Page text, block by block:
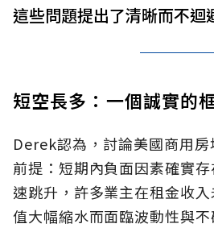
這些問題提出了清晰而不迴
短空長多：一個誠實的
Derek認為，討論美國商用
前提：短期內負面因素確實
速跳升，許多業主在租金收
值大幅縮水而面臨波動性與